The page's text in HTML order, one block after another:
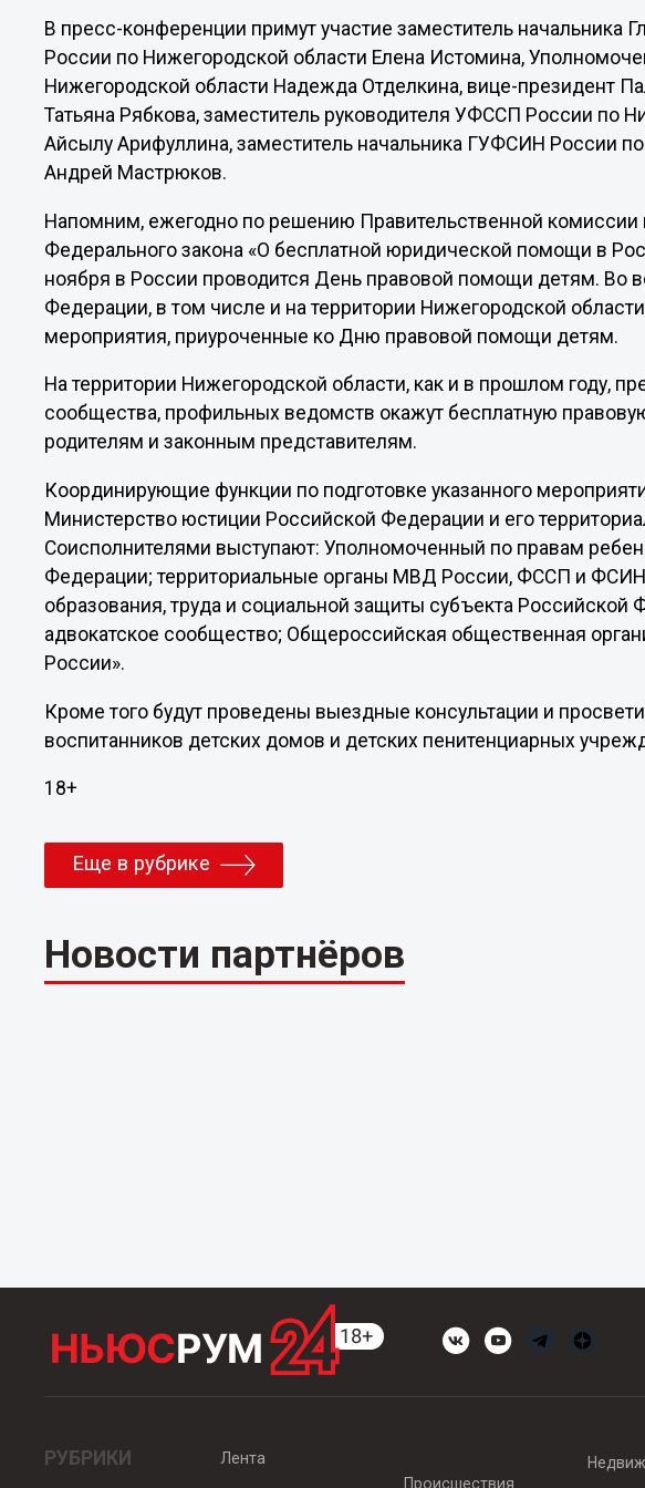
В пресс-конференции примут участие заместитель начальника
России по Нижегородской области Елена Истомина,
Нижегородской области Надежда Отделкина, вице-президент
Татьяна Рябкова, заместитель руководителя УФССП России по
Айсылу Арифуллина, заместитель начальника ГУФСИН России
Андрей Мастрюков.
Напомним, ежегодно по решению Правительственной комиссии
Федерального закона «О бесплатной юридической помощи в
ноября в России проводится День правовой помощи детям. Во
Федерации, в том числе и на территории Нижегородской
мероприятия, приуроченные ко Дню правовой помощи детям.
На территории Нижегородской области, как и в прошлом году,
сообщества, профильных ведомств окажут бесплатную
родителям и законным представителям.
Координирующие функции по подготовке указанного
Министерство юстиции Российской Федерации и его
Соисполнителями выступают: Уполномоченный по правам
Федерации; территориальные органы МВД России, ФССП и
образования, труда и социальной защиты субъекта Российской
адвокатское сообщество; Общероссийская общественная
России».
Кроме того будут проведены выездные консультации и
воспитанников детских домов и детских пенитенциарных
18+
Еще в рубрике
Новости партнёров
РУБРИКИ
Лента
Происшествия